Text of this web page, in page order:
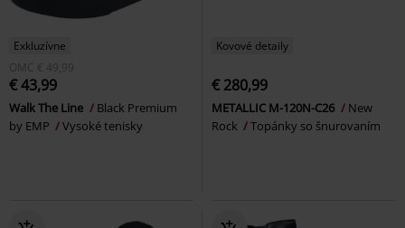
Exkluzívne
OMC € 49,99
€ 43,99
Walk The Line
Black Premium
by EMP
Vysoké tenisky
Kovové detaily
€ 280,99
METALLIC M-120N-C26
New
Rock
Topánky so šnurovaním